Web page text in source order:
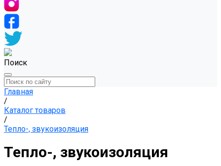
Поиск
Главная
/
Каталог товаров
/
Тепло-, звукоизоляция
Тепло-, звукоизоляция